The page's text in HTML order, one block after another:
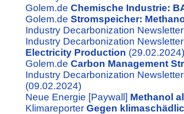
Golem.de Chemische Industrie:
Golem.de Stromspeicher:
Industry Decarbonization Newsletter
Industry Decarbonization Newsletter
Electricity Production (29.02.2024)
Golem.de Carbon Management
Industry Decarbonization Newsletter
(09.02.2024)
Neue Energie [Paywall] Methanol
Klimareporter Gegen